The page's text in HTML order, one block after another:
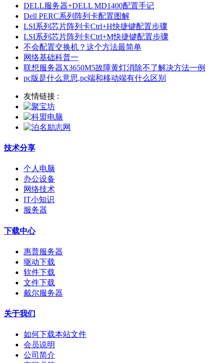
DELL服务器+DELL MD1400配置手记
Dell PERC系列阵列卡配置图解
LSI系列芯片阵列卡Ctrl+H快捷键配置步骤
LSI系列芯片阵列卡Ctrl+M快捷键配置步骤
不会配置交换机？这个方法最简单
网络基础科普一
联想服务器X3650M5故障黄灯消除不了解决方法一例
pc版是什么意思,pc端和移动端有什么区别
友情链接 :
技术分享
个人电脑
办公设备
网络技术
IT小知识
服务器
下载中心
惠普服务器
驱动下载
软件下载
文件下载
戴尔服务器
关于我们
如何下载本站文件
会员说明
公司简介